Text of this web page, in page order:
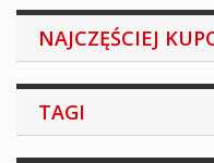
NAJCZĘŚCIEJ
TAGI